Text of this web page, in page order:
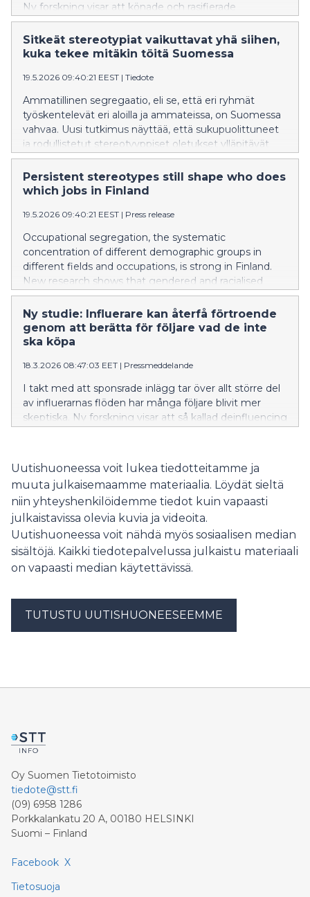
Ny forskning visar att könade och rasifierade
stereotyper bidrar till att upprätthålla segregation inom
yrkesutbildningen.
Sitkeät stereotypiat vaikuttavat yhä siihen,
kuka tekee mitäkin töitä Suomessa
19.5.2026 09:40:21 EEST | Tiedote
Ammatillinen segregaatio, eli se, että eri ryhmät
työskentelevät eri aloilla ja ammateissa, on Suomessa
vahvaa. Uusi tutkimus näyttää, että sukupuolittuneet
ja rodullistetut stereotyyppiset oletukset ylläpitävät
segregaatiota ammatillisessa koulutuksessa.
Persistent stereotypes still shape who does
which jobs in Finland
19.5.2026 09:40:21 EEST | Press release
Occupational segregation, the systematic
concentration of different demographic groups in
different fields and occupations, is strong in Finland.
New research shows that gendered and racialised
stereotypical assumptions reproduce segregation in
vocational education.
Ny studie: Influerare kan återfå förtroende
genom att berätta för följare vad de inte
ska köpa
18.3.2026 08:47:03 EET | Pressmeddelande
I takt med att sponsrade inlägg tar över allt större del
av influerarnas flöden har många följare blivit mer
skeptiska. Ny forskning visar att så kallad deinfluencing
förtroendet.
Uutishuoneessa voit lukea tiedotteitamme ja
muuta julkaisemaamme materiaalia. Löydät sieltä
niin yhteyshenkilöidemme tiedot kuin vapaasti
julkaistavissa olevia kuvia ja videoita.
Uutishuoneessa voit nähdä myös sosiaalisen median
sisältöjä. Kaikki tiedotepalvelussa julkaistu materiaali
on vapaasti median käytettävissä.
TUTUSTU UUTISHUONEESEEMME
Oy Suomen Tietotoimisto
tiedote@stt.fi
(09) 6958 1286
Porkkalankatu 20 A, 00180 HELSINKI
Suomi – Finland
Facebook X
Tietosuoja